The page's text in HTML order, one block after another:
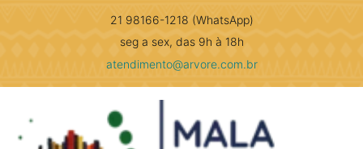
21 98166-1218 (WhatsApp)
seg a sex, das 9h à 18h
atendimento@arvore.com.br